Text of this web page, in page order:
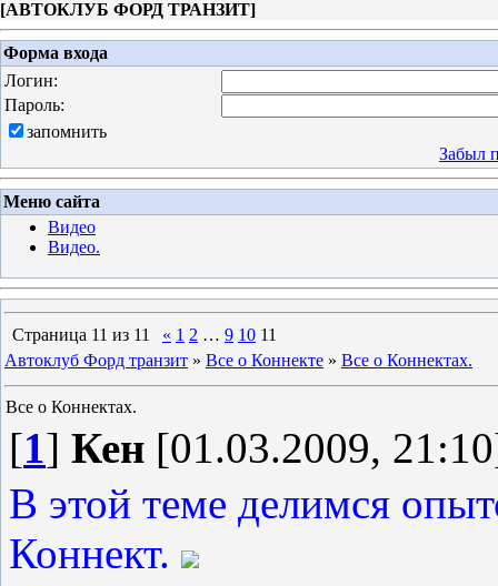
[АВТОКЛУБ ФОРД ТРАНЗИТ]
Форма входа
Логин:
Пароль:
запомнить
Забыл
Меню сайта
Видео
Видео.
Страница 11 из 11 « 1 2 … 9 10 11
Автоклуб Форд транзит » Все о Коннекте » Все о Коннектах.
Все о Коннектах.
[1] Кен [01.03.2009,
В этой теме делимся
Коннект.